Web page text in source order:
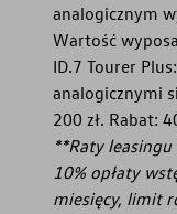
analogicznym
Wartość
ID.7 Tourer
analogicznymi
200 zł. Rabat:
**Raty
10% opłaty
miesięcy, limit